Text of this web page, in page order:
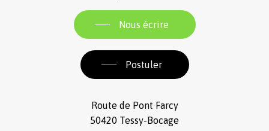
Nous écrire
Postuler
Route de Pont Farcy
50420 Tessy-Bocage